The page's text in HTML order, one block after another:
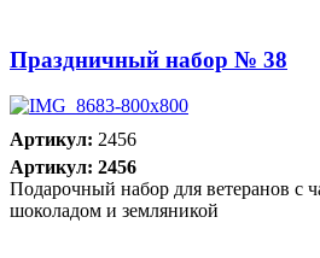
Праздничный набор № 38
Артикул: 2456
Артикул: 2456
Подарочный набор для ветеранов с
шоколадом и земляникой